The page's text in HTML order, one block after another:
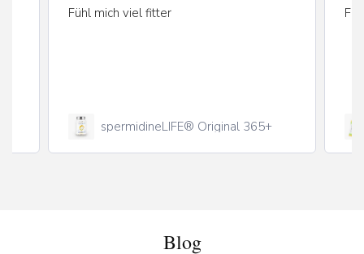
Fühl mich viel fitter
spermidineLIFE® Original 365+
Blog